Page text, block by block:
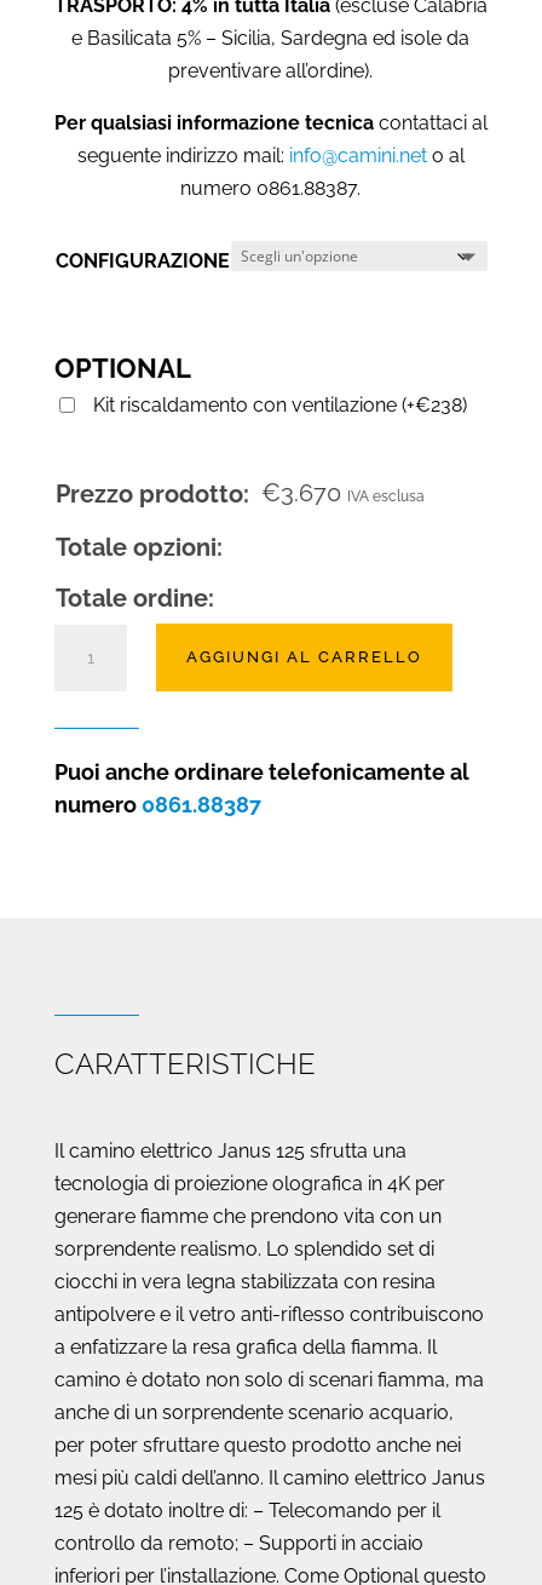
TRASPORTO: 4% in tutta Italia (escluse Calabria
e Basilicata 5% – Sicilia, Sardegna ed isole da
preventivare all’ordine).
Per qualsiasi informazione tecnicacontattaci al
seguente indirizzo mail: info@camini.neto al
numero 0861.88387.
CONFIGURAZIONE
OPTIONAL
Kit riscaldamento con ventilazione (+€238)
Prezzo prodotto: €3.670 IVA esclusa
Totale opzioni:
Totale ordine:
125
quantità
AGGIUNGI AL CARRELLO
Puoi anche ordinare telefonicamente al
numero 0861.88387
CARATTERISTICHE
Il camino elettrico Janus 125 sfrutta una
tecnologia di proiezione olografica in 4K per
generare fiamme che prendono vita con un
sorprendente realismo. Lo splendido set di
ciocchi in vera legna stabilizzata con resina
antipolvere e il vetro anti-riflesso contribuiscono
a enfatizzare la resa grafica della fiamma. Il
camino è dotato non solo di scenari fiamma, ma
anche di un sorprendente scenario acquario,
per poter sfruttare questo prodotto anche nei
mesi più caldi dell’anno. Il camino elettrico Janus
125 è dotato inoltre di: – Telecomando per il
controllo da remoto; – Supporti in acciaio
inferiori per l’installazione. Come Optional questo